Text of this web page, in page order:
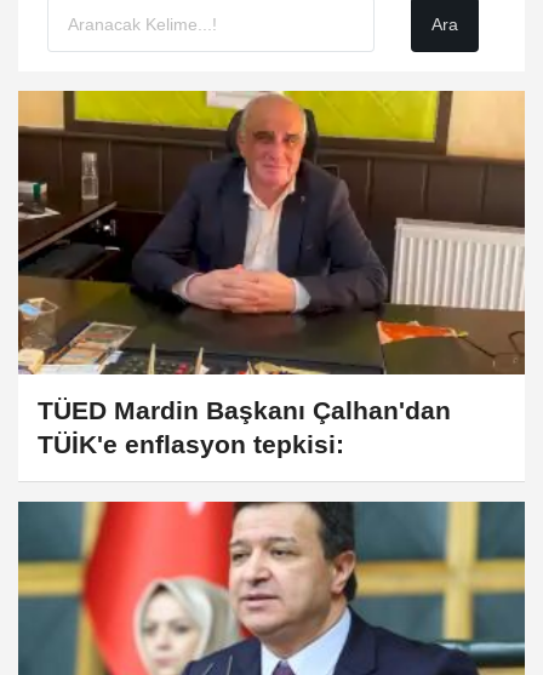
TÜED Mardin Başkanı Çalhan'dan
TÜİK'e enflasyon tepkisi: